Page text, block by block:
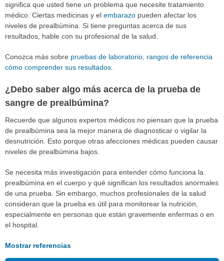
significa que usted tiene un problema que necesite tratamiento
médico. Ciertas medicinas y el embarazo pueden afectar los
niveles de prealbúmina. Si tiene preguntas acerca de sus
resultados, hable con su profesional de la salud.
Conozca más sobre pruebas de laboratorio, rangos de referencia
cómo comprender sus resultados
¿Debo saber algo más acerca de la prueba de
sangre de prealbúmina?
Recuerde que algunos expertos médicos no piensan que la prueba
de prealbúmina sea la mejor manera de diagnosticar o vigilar la
desnutrición. Esto porque otras afecciones médicas pueden causar
niveles de prealbúmina bajos.
Se necesita más investigación para entender cómo funciona la
prealbúmina en el cuerpo y qué significan los resultados anormales
de una prueba. Sin embargo, muchos profesionales de la salud
consideran que la prueba es útil para monitorear la nutrición,
especialmente en personas que están gravemente enfermas o en
el hospital.
Mostrar referencias